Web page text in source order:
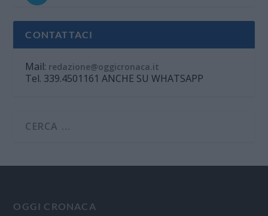
CONTATTACI
Mail: redazione@oggicronaca.it
Tel. 339.4501161 ANCHE SU WHATSAPP
OGGI CRONACA